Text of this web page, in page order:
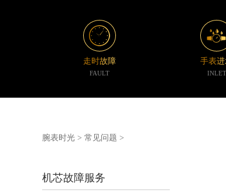
上海市黄浦区南京东路299
南京市秦淮区中山南路1号
常州市新北区龙锦路1590
徐州市鼓楼区淮海东路29
绍兴市越城区胜利东路
走时故障
FAULT
手表
INLET
腕表时光 > 常见问题 >
机芯故障服务